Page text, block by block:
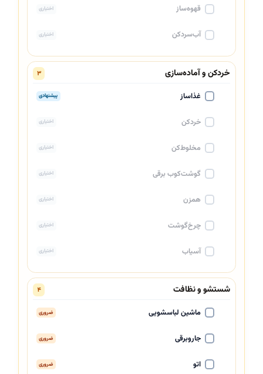
قهوه‌ساز اختیاری
آب‌سردکن اختیاری
خردکن و آماده‌سازی ۳
غذاساز پیشنهادی
خردکن اختیاری
مخلوط‌کن اختیاری
گوشت‌کوب برقی اختیاری
همزن اختیاری
چرخ‌گوشت اختیاری
آسیاب اختیاری
شستشو و نظافت ۴
ماشین لباسشویی ضروری
جاروبرقی ضروری
اتو ضروری